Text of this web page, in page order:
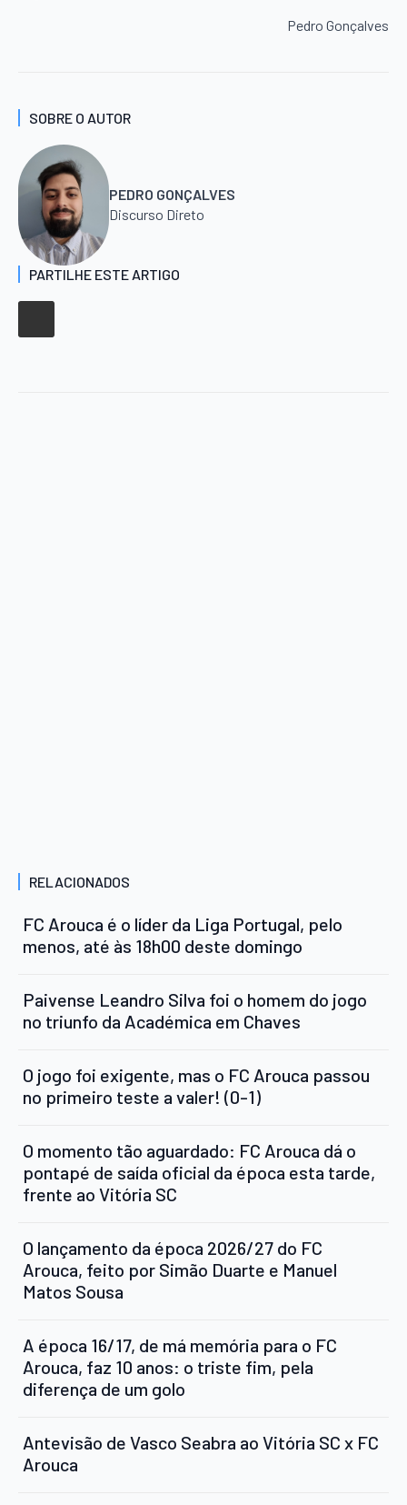
Pedro Gonçalves
SOBRE O AUTOR
PEDRO GONÇALVES
Discurso Direto
PARTILHE ESTE ARTIGO
RELACIONADOS
FC Arouca é o líder da Liga Portugal, pelo
menos, até às 18h00 deste domingo
Paivense Leandro Silva foi o homem do jogo
no triunfo da Académica em Chaves
O jogo foi exigente, mas o FC Arouca passou
no primeiro teste a valer! (0-1)
O momento tão aguardado: FC Arouca dá o
pontapé de saída oficial da época esta tarde,
frente ao Vitória SC
O lançamento da época 2026/27 do FC
Arouca, feito por Simão Duarte e Manuel
Matos Sousa
A época 16/17, de má memória para o FC
Arouca, faz 10 anos: o triste fim, pela
diferença de um golo
Antevisão de Vasco Seabra ao Vitória SC x FC
Arouca